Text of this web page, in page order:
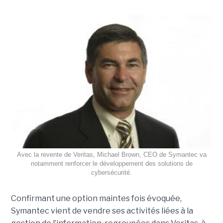
Avec la revente de Veritas, Michael Brown, CEO de Symantec va
notamment renforcer le développement des solutions de
cybersécurité.
Confirmant une option maintes fois évoquée,
Symantec vient de vendre ses activités liées à la